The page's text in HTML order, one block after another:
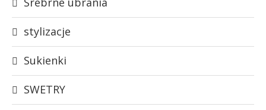
stylizacje
Sukienki
SWETRY